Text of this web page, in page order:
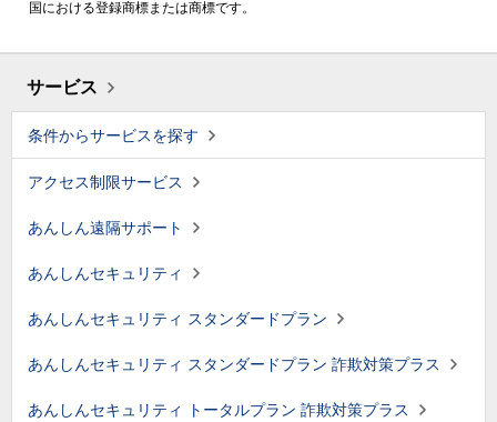
国における登録商標または商標です。
サービス
条件からサービスを探す
アクセス制限サービス
あんしん遠隔サポート
あんしんセキュリティ
あんしんセキュリティ スタンダードプラン
あんしんセキュリティ スタンダードプラン 詐欺対策プラス
あんしんセキュリティ トータルプラン 詐欺対策プラス